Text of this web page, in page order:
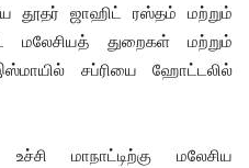
தூதர் ஜாஹிட் ரஸ்தம் மற்றும்
துறைகள் மற்றும்
சப்ரியை ஹோட்டலில்
மாநாட்டிற்கு மலேசிய